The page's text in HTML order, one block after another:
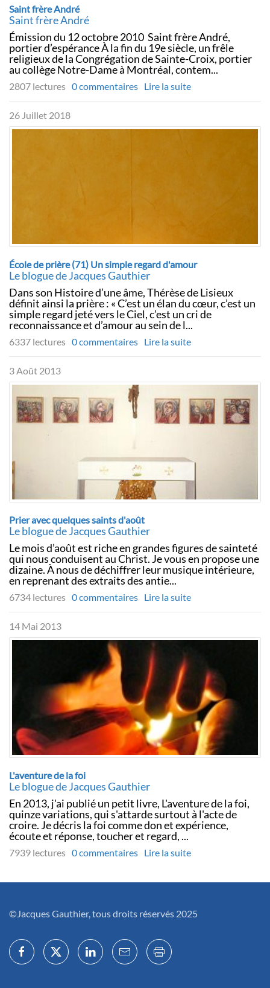
Saint frère André
Saint frère André
Émission du 12 octobre 2010 Saint frère André,
portier d’espérance À la fin du 19e siècle, un frêle
religieux de la Congrégation de Sainte-Croix, portier
au collège Notre-Dame à Montréal, contem...
2807 lectures 0 commentaires Lire la suite
26 Juillet 2018
École de prière (71) Un simple regard d'amour
Le blogue de Jacques Gauthier
Dans son Histoire d’une âme, Thérèse de Lisieux
définit ainsi la prière : « C’est un élan du cœur, c’est un
simple regard jeté vers le Ciel, c’est un cri de
reconnaissance et d’amour au sein de l...
6337 lectures 0 commentaires Lire la suite
3 Août 2013
Prier avec quelques saints d'août
Le blogue de Jacques Gauthier
Le mois d’août est riche en grandes figures de sainteté
qui nous conduisent au Christ. Je vous en propose une
dizaine. À nous de déchiffrer leur musique intérieure,
en reprenant des extraits des antie...
6734 lectures 0 commentaires Lire la suite
14 Mai 2013
L'aventure de la foi
Le blogue de Jacques Gauthier
En 2013, j'ai publié un petit livre, L'aventure de la foi,
quinze variations, qui s'attarde surtout à l'acte de
croire. Je décris la foi comme don et expérience,
écoute et réponse, toucher et regard, ...
7939 lectures 0 commentaires Lire la suite
©Jacques Gauthier, tous droits réservés 2025